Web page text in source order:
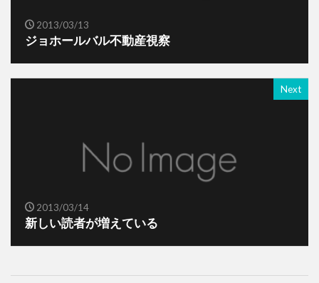
2013/03/13
ジョホールバル不動産視察
Next
2013/03/14
新しい読者が増えている